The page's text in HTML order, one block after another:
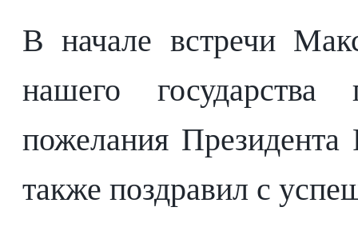
В начале встречи
нашего
пожелания
также поздравил с